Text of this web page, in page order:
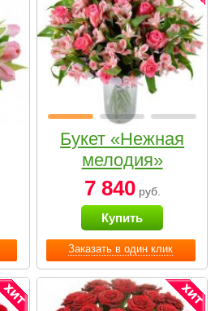
Заказать в один клик
Букет «Нежная
мелодия»
7 840руб.
Купить